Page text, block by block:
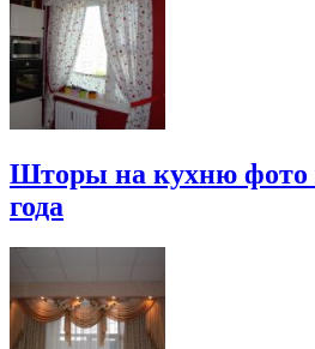
Шторы на кухню фото
года